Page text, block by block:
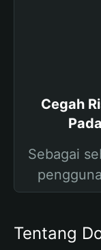
Cegah
Sebagai
Tentang